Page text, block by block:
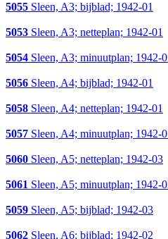
5055 Sleen, A3; bijblad; 1942-01
5053 Sleen, A3; netteplan; 1942-01
5054 Sleen, A3; minuutplan; 1942-
5056 Sleen, A4; bijblad; 1942-01
5058 Sleen, A4; netteplan; 1942-01
5057 Sleen, A4; minuutplan; 1942-
5060 Sleen, A5; netteplan; 1942-03
5061 Sleen, A5; minuutplan; 1942-
5059 Sleen, A5; bijblad; 1942-03
5062 Sleen, A6; bijblad; 1942-02